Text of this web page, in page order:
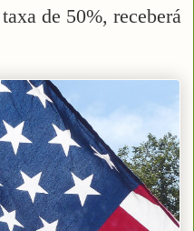
de 50%, receberá